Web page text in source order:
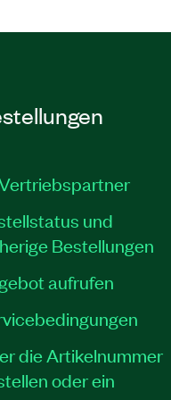
und
Bestellungen
aufrufen
die Artikelnummer
oder ein